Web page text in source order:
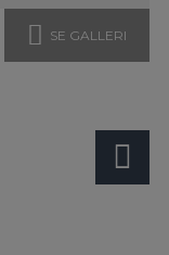
SE GALLERI